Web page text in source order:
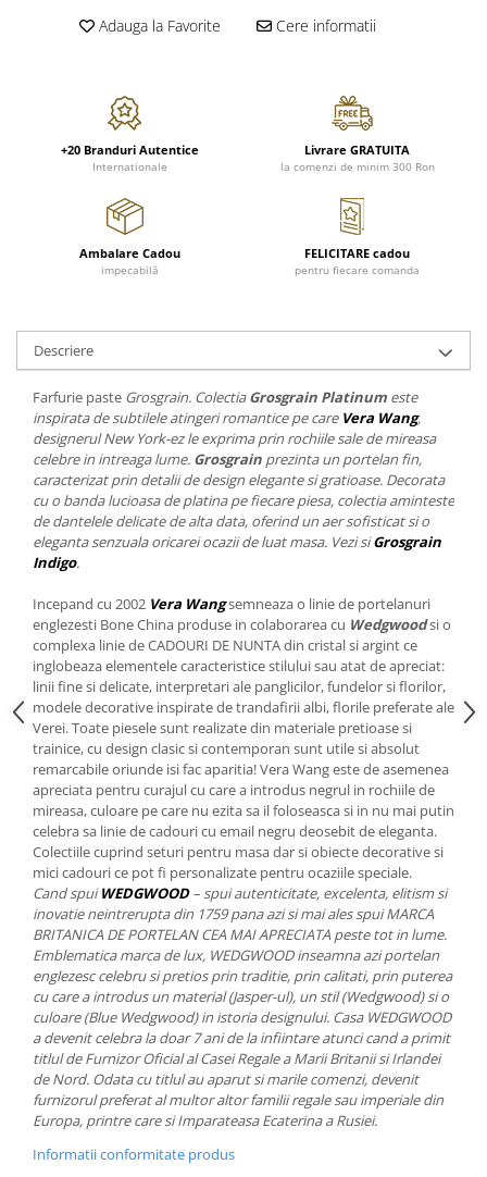
PAHARE SI ACCESORII
TĂVI SI ACCESORII
ACCESORII PENTRU FEMEI
SFEȘNICE
RAME SI ALBUME FOTO
FRUCTIERE ARGINTATE
ACCESORII PENTRU BĂRBAȚI
AROME DE INTERIOR
TEXTILE
BIJUTERII
ARANJAMENTE FLORALE
PERNE
Cote Noire
ESMERALDA BLANC, GOLD,
CHARDONS GOLD, PLATINUM
HEMISPHERE
KHAZARD OR &AMP; PLATINE
JASPER CONRAN PLATINUM
CHINOISERIE GREEN
GROSGRAIN
LACE GOLD
LACE PLATINUM
EQUESTRIA
POLKA BLUE
CHEEKY PINK
ARRIS
CELESTIAL PLATINUM
CORNUCOPIA
INTAGLIO
JASPER CONRAN GOLD
RENAISSANCE GOLD
ANTHEMION BLUE
BUTTERFLY BLOOM
OLD COUNTRY ROSES
PASHMINA
SIGNET PLATINUM
CELESTIAL GOLD
NATURE
CHINOISERIE WHITE
JASPER CONRAN WHITE
GILDED MUSE
WONDERLUST
MORRIS&AMP;CO
KINGSLEY
SERENDIPITY GOLD
SERENDIPITY PLATINUM
CHELSEA
MEDICEA
CELESTIAL
GIULIA
NETTARE DI VINO
NOTTE DI STELLE
AURIS
BOTANIC GARDEN
STELLA
CORPORATE
BABY COLLECTION
LOVE KNOTS SILVER
WITH LOVE SILVER
WITH LOVE BLACK
WITH LOVE WHITE
LOVE KNOTS GOLD
WITH LOVE NOUVEAU
WITH LOVE GOLD
Adauga la Favorite Cere informatii
+20 Branduri Autentice
Internationale
Livrare GRATUITA
la comenzi de minim 300 Ron
Ambalare Cadou
impecabilă
FELICITARE cadou
pentru fiecare comanda
Descriere
Farfurie paste Grosgrain. ColectiaGrosgrain Platinum este
inspirata de subtilele atingeri romantice pe care Vera Wang,
designerul New York-ez le exprima prin rochiile sale de mireasa
celebre in intreaga lume. Grosgrain prezinta un portelan fin,
caracterizat prin detalii de design elegante si gratioase. Decorata
cu o banda lucioasa de platina pe fiecare piesa, colectia aminteste
de dantelele delicate de alta data, oferind un aer sofisticat si o
eleganta senzuala oricarei ocazii de luat masa. Vezi siGrosgrain
Indigo.
Incepand cu 2002 Vera Wangsemneaza o linie de portelanuri
englezesti Bone China produse in colaborarea cu Wedgwoodsi o
complexa linie de CADOURI DE NUNTA din cristal si argint ce
inglobeaza elementele caracteristice stilului sau atat de apreciat:
linii fine si delicate, interpretari ale panglicilor, fundelor si florilor,
modele decorative inspirate de trandafirii albi, florile preferate ale
Verei. Toate piesele sunt realizate din materiale pretioase si
trainice, cu design clasic si contemporan sunt utile si absolut
remarcabile oriunde isi fac aparitia! Vera Wang este de asemenea
apreciata pentru curajul cu care a introdus negrul in rochiile de
mireasa, culoare pe care nu ezita sa il foloseasca si in nu mai putin
celebra sa linie de cadouri cu email negru deosebit de eleganta.
Colectiile cuprind seturi pentru masa dar si obiecte decorative si
mici cadouri ce pot fi personalizate pentru ocaziile speciale.
Cand spuiWEDGWOOD– spui autenticitate, excelenta, elitism si
inovatie neintrerupta din 1759 pana azi si mai ales spui MARCA
BRITANICA DE PORTELAN CEA MAI APRECIATA peste tot in lume.
Emblematica marca de lux, WEDGWOOD inseamna azi portelan
englezesc celebru si pretios prin traditie, prin calitati, prin puterea
cu care a introdus un material (Jasper-ul), un stil (Wedgwood) si o
culoare (Blue Wedgwood) in istoria designului. Casa WEDGWOOD
a devenit celebra la doar 7 ani de la infiintare atunci cand a primit
titlul de Furnizor Oficial al Casei Regale a Marii Britanii si Irlandei
de Nord. Odata cu titlul au aparut si marile comenzi, devenit
furnizorul preferat al multor altor familii regale sau imperiale din
Europa, printre care si Imparateasa Ecaterina a Rusiei.
Informatii conformitate produs